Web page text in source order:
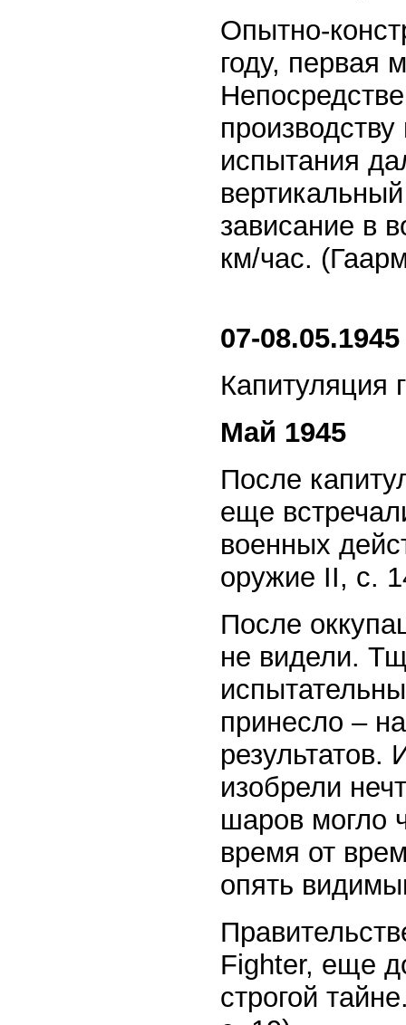
Опытно-
году, первая
испытания
зависание в
км/час.
07-08.05.1945
Капитуляция
Май 1945
После
еще
военных
оружие II, с.
После
не видели.
принесло –
результатов.
изобрели
шаров могло
время от
опять
Fighter, еще
строгой